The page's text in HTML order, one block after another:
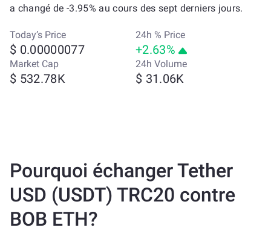
a changé de -3.95% au cours des sept derniers jours.
Today’s Price
$ 0.00000077
24h % Price
+2.63%
Market Cap
$ 532.78K
24h Volume
$ 31.06K
Pourquoi échanger Tether
USD (USDT) TRC20 contre
BOB ETH?